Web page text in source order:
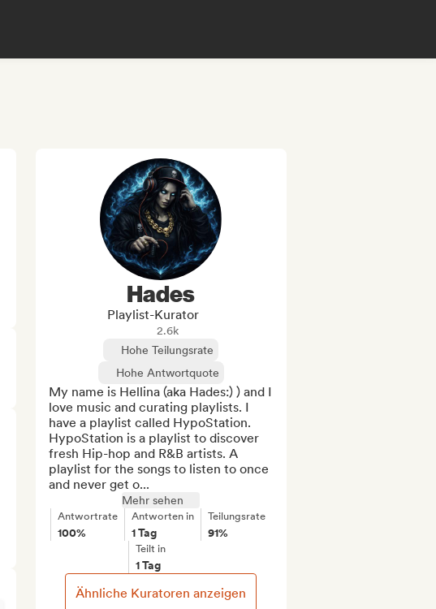
Hades
Playlist-Kurator
2.6k
Hohe Teilungsrate
Hohe Antwortquote
My name is Hellina (aka Hades:) ) and I
love music and curating playlists. I
have a playlist called HypoStation.
HypoStation is a playlist to discover
fresh Hip-hop and R&B artists. A
playlist for the songs to listen to once
and never get o...
Mehr sehen
Antwortrate
100%
Antworten in
1 Tag
Teilungsrate
91%
Teilt in
1 Tag
Ähnliche Kuratoren anzeigen